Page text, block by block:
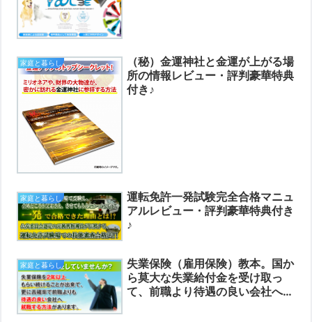
家庭と暮らし
（秘）金運神社と金運が上がる場
所の情報レビュー・評判豪華特典
付き♪
家庭と暮らし
運転免許一発試験完全合格マニュ
アルレビュー・評判豪華特典付き
♪
家庭と暮らし
失業保険（雇用保険）教本。国か
ら莫大な失業給付金を受け取っ
て、前職より待遇の良い会社へ就